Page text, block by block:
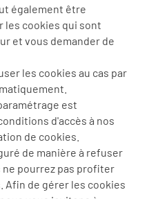
également être
les cookies qui sont
et vous demander de
les cookies au cas par
est
d'accès à nos
de cookies.
de manière à refuser
ne pourrez pas profiter
Afin de gérer les cookies